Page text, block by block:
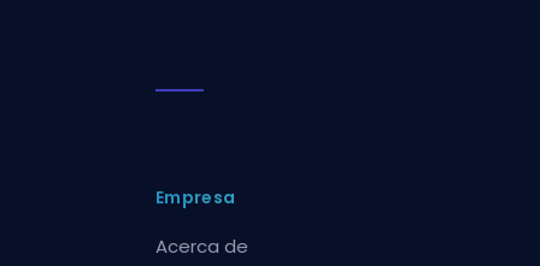
Empresa
Acerca de